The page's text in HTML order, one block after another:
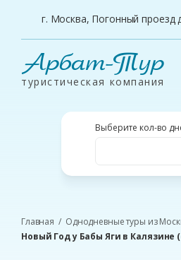
г. Москва, Погонный проезд
Арбат-Тур
туристическая компания
Выберите кол-во
Главная Однодневные туры из
Новый Год у Бабы Яги в